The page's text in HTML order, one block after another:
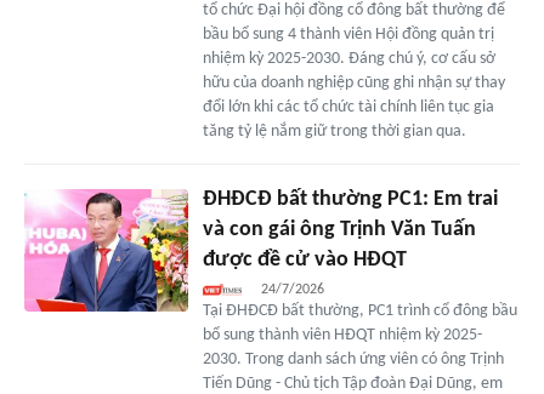
tổ chức Đại hội đồng cổ đông bất thường để
bầu bổ sung 4 thành viên Hội đồng quản trị
nhiệm kỳ 2025-2030. Đáng chú ý, cơ cấu sở
hữu của doanh nghiệp cũng ghi nhận sự thay
đổi lớn khi các tổ chức tài chính liên tục gia
tăng tỷ lệ nắm giữ trong thời gian qua.
ĐHĐCĐ bất thường PC1: Em trai
và con gái ông Trịnh Văn Tuấn
được đề cử vào HĐQT
24/7/2026
Tại ĐHĐCĐ bất thường, PC1 trình cổ đông bầu
bổ sung thành viên HĐQT nhiệm kỳ 2025-
2030. Trong danh sách ứng viên có ông Trịnh
Tiến Dũng - Chủ tịch Tập đoàn Đại Dũng, em